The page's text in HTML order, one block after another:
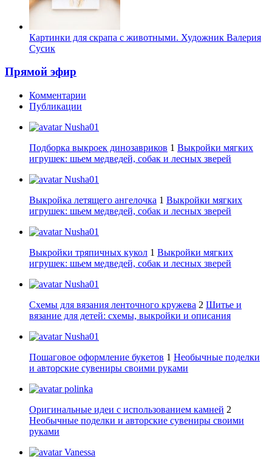
Картинки для скрапа с животными. Художник Валерия
Сусик
Прямой эфир
Комментарии
Публикации
Nusha01
Подборка выкроек динозавриков 1 Выкройки мягких
игрушек: шьем медведей, собак и лесных зверей
Nusha01
Выкройка летящего ангелочка 1 Выкройки мягких
игрушек: шьем медведей, собак и лесных зверей
Nusha01
Выкройки тряпичных кукол 1 Выкройки мягких
игрушек: шьем медведей, собак и лесных зверей
Nusha01
Схемы для вязания ленточного кружева 2 Шитье и
вязание для детей: схемы, выкройки и описания
Nusha01
Пошаговое оформление букетов 1 Необычные поделки
и авторские сувениры своими руками
polinka
Оригинальные идеи с использованием камней 2
Необычные поделки и авторские сувениры своими
руками
Vanessa